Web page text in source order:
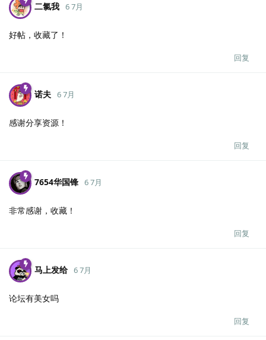
二氯我 6 7月
好帖，收藏了！
回复
诺夫 6 7月
感谢分享资源！
回复
7654华国锋 6 7月
非常感谢，收藏！
回复
马上发给 6 7月
论坛有美女吗
回复